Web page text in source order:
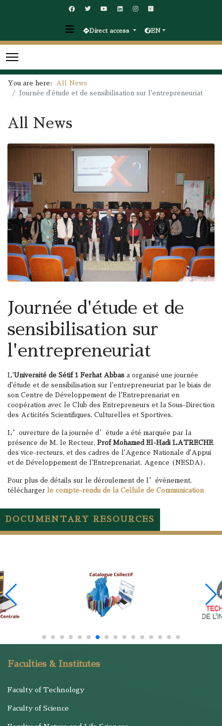
Direct access EN
You are here:
All News
Journée d'étude et de sensibilisation sur l'entrepreneuriat
All News
Journée d'étude et de
sensibilisation sur
l'entrepreneuriat
L'Université de Sétif 1 Ferhat Abbas a organisé une journée
d'étude et de sensibilisation sur l'entrepreneuriat par le biais de
son Centre de Développement de l'Entreprenariat en
coopération avec le Club des Entrepreneurs et la Sous-Direction
des Acticités Scientifiques, Culturelles et Sportives.
L’ouverture de la journée d’étude a été marquée par la
présence de M. le Recteur, Prof Mohamed El-Hadi LATRECHE,
des vice-recteurs, et des cadres de l'Agence Nationale d'Appui
et de Développement de l'Entreprenariat. Agence (NESDA).
Pour plus de détails sur le déroulement de l’évènement,
télécharger le compte-rendu de la Cellule de Communication
DOCUMENTARY RESOURCES
Faculties & Institutes
Faculty of Technology
Faculty of Science